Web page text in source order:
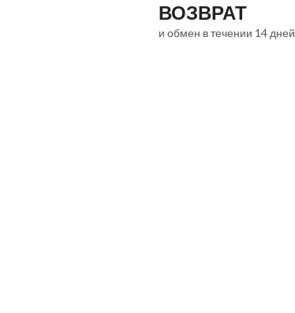
ВОЗВРАТ
и обмен в течении 14 дней